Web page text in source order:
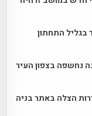
התחתון
שומרונית מפוארת בת 1,600 שנה נחשפה בצפון העיר
התגלו בחפירות הצלה באתר בניה